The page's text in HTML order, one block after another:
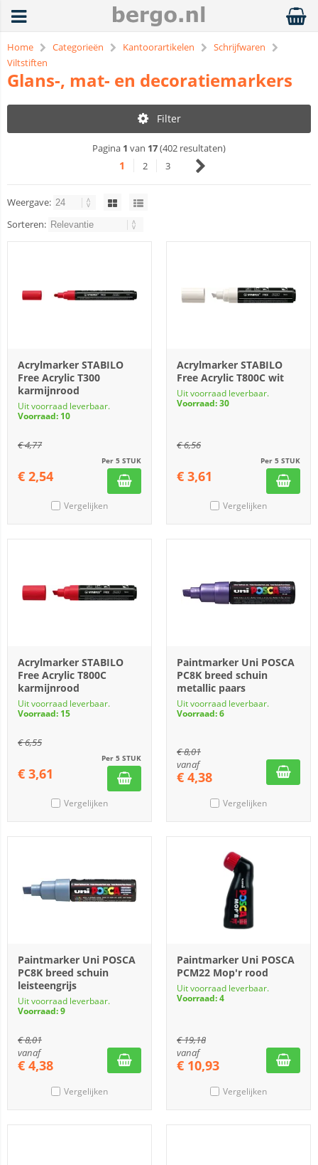
Home Categorieën Kantoorartikelen
Schrijfwaren
Viltstiften
Glans-, mat- en decoratiemarkers
Filter
Pagina 1 van 17(402 resultaten)
1 2 3
Weergave:
Sorteren:
Acrylmarker STABILO
Free Acrylic T300
karmijnrood
Uit voorraad leverbaar.
Voorraad: 10
€4,77
Per 5 STUK
€ 2,54
Vergelijken
Acrylmarker STABILO
Free Acrylic T800C wit
Uit voorraad leverbaar.
Voorraad: 30
€6,56
Per 5 STUK
€ 3,61
Vergelijken
Acrylmarker STABILO
Free Acrylic T800C
karmijnrood
Uit voorraad leverbaar.
Voorraad: 15
€6,55
Per 5 STUK
€ 3,61
Vergelijken
Paintmarker Uni POSCA
PC8K breed schuin
metallic paars
Uit voorraad leverbaar.
Voorraad: 6
€8,01
vanaf
€ 4,38
Vergelijken
Paintmarker Uni POSCA
PC8K breed schuin
leisteengrijs
Uit voorraad leverbaar.
Voorraad: 9
€8,01
vanaf
€ 4,38
Vergelijken
Paintmarker Uni POSCA
PCM22 Mop'r rood
Uit voorraad leverbaar.
Voorraad: 4
€19,18
vanaf
€ 10,93
Vergelijken